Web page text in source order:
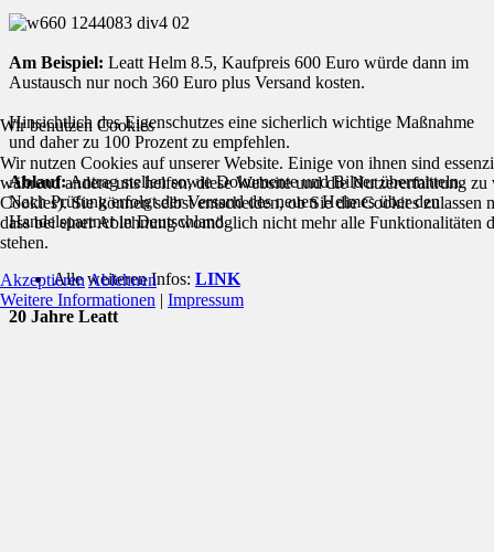
Am Beispiel: Leatt Helm 8.5, Kaufpreis 600 Euro würde dann im
Austausch nur noch 360 Euro plus Versand kosten.
Hinsichtlich des Eigenschutzes eine sicherlich wichtige Maßnahme
und daher zu 100 Prozent zu empfehlen.
Ablauf:Antrag stellen sowie Dokumente und Bilder übermitteln.
Nach Prüfung erfolgt der Versand des neuen Helmes über den
Handelspartner in Deutschland.
Alle weiteren Infos: LINK
20 Jahre Leatt
Wir benutzen Cookies
Wir nutzen Cookies auf unserer Website. Einige von ihnen sind
während andere uns helfen, diese Website und die Nutzererfahrung zu
Cookies). Sie können selbst entscheiden, ob Sie die Cookies zulassen
dass bei einer Ablehnung womöglich nicht mehr alle Funktionalitäten
stehen.
Akzeptieren Ablehnen
Weitere Informationen | Impressum